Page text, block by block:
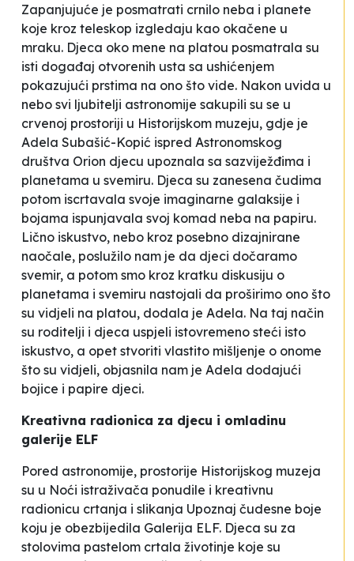
Zapanjujuće je posmatrati crnilo neba i planete
koje kroz teleskop izgledaju kao okačene u
mraku. Djeca oko mene na platou posmatrala su
isti događaj otvorenih usta sa ushićenjem
pokazujući prstima na ono što vide. Nakon uvida u
nebo svi ljubitelji astronomije sakupili su se u
crvenoj prostoriji u Historijskom muzeju, gdje je
Adela Subašić-Kopić ispred Astronomskog
društva Orion djecu upoznala sa sazviježđima i
planetama u svemiru. Djeca su zanesena čudima
potom iscrtavala svoje imaginarne galaksije i
bojama ispunjavala svoj komad neba na papiru.
Lično iskustvo, nebo kroz posebno dizajnirane
naočale, poslužilo nam je da djeci dočaramo
svemir, a potom smo kroz kratku diskusiju o
planetama i svemiru nastojali da proširimo ono što
su vidjeli na platou, dodala je Adela. Na taj način
su roditelji i djeca uspjeli istovremeno steći isto
iskustvo, a opet stvoriti vlastito mišljenje o onome
što su vidjeli, objasnila nam je Adela dodajući
bojice i papire djeci.
Kreativna radionica za djecu i omladinu
galerije ELF
Pored astronomije, prostorije Historijskog muzeja
su u Noći istraživača ponudile i kreativnu
radionicu crtanja i slikanja Upoznaj čudesne boje
koju je obezbijedila Galerija ELF. Djeca su za
stolovima pastelom crtala životinje koje su